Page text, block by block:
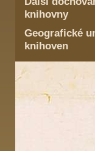
knihovny
Geografické
knihoven